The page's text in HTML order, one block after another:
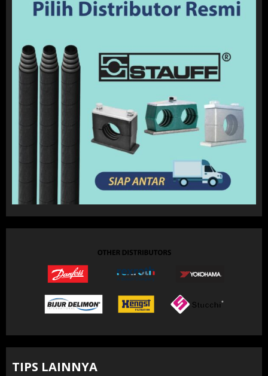
TIPS LAINNYA